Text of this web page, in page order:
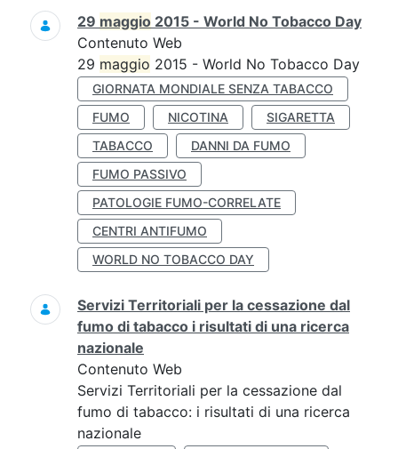
Ricerca
29 maggio 2015 - World No Tobacco Day
Contenuto Web
29 maggio 2015 - World No Tobacco Day
GIORNATA MONDIALE SENZA TABACCO
FUMO
NICOTINA
SIGARETTA
TABACCO
DANNI DA FUMO
FUMO PASSIVO
PATOLOGIE FUMO-CORRELATE
CENTRI ANTIFUMO
WORLD NO TOBACCO DAY
Servizi Territoriali per la cessazione dal
fumo di tabacco i risultati di una ricerca
nazionale
Contenuto Web
Servizi Territoriali per la cessazione dal
fumo di tabacco: i risultati di una ricerca
nazionale